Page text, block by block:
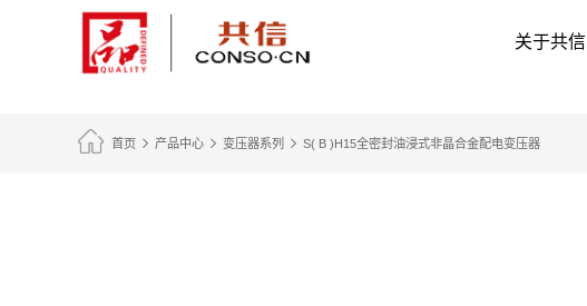
关于共信
首页 产品中心 变压器系列 S( B )H15全密封油浸式非晶合金配电变压器